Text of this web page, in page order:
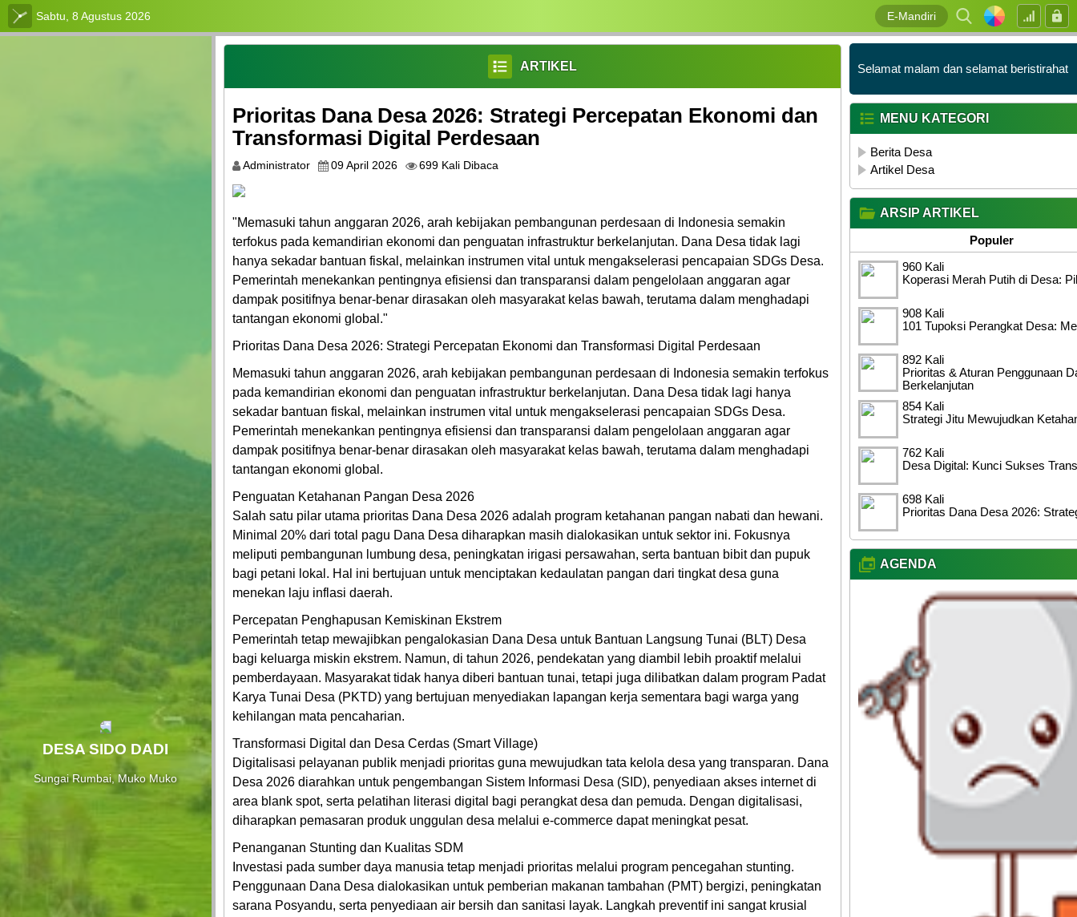
Sabtu, 8 Agustus 2026 E-Mandiri
Publik
Peta
Desa
Lapak
Pengaduan
Pemerintah
SOTK
Desa
DESA SIDO DADI
Sungai Rumbai, Muko Muko
ARTIKEL
Prioritas Dana Desa 2026: Strategi Percepatan Ekonomi dan
Transformasi Digital Perdesaan
Administrator 09 April 2026 699 Kali Dibaca
"Memasuki tahun anggaran 2026, arah kebijakan pembangunan perdesaan di Indonesia semakin
terfokus pada kemandirian ekonomi dan penguatan infrastruktur berkelanjutan. Dana Desa tidak lagi
hanya sekadar bantuan fiskal, melainkan instrumen vital untuk mengakselerasi pencapaian SDGs Desa.
Pemerintah menekankan pentingnya efisiensi dan transparansi dalam pengelolaan anggaran agar
dampak positifnya benar-benar dirasakan oleh masyarakat kelas bawah, terutama dalam menghadapi
tantangan ekonomi global."
Prioritas Dana Desa 2026: Strategi Percepatan Ekonomi dan Transformasi Digital Perdesaan
Memasuki tahun anggaran 2026, arah kebijakan pembangunan perdesaan di Indonesia semakin terfokus
pada kemandirian ekonomi dan penguatan infrastruktur berkelanjutan. Dana Desa tidak lagi hanya
sekadar bantuan fiskal, melainkan instrumen vital untuk mengakselerasi pencapaian SDGs Desa.
Pemerintah menekankan pentingnya efisiensi dan transparansi dalam pengelolaan anggaran agar
dampak positifnya benar-benar dirasakan oleh masyarakat kelas bawah, terutama dalam menghadapi
tantangan ekonomi global.
Penguatan Ketahanan Pangan Desa 2026
Salah satu pilar utama prioritas Dana Desa 2026 adalah program ketahanan pangan nabati dan hewani.
Minimal 20% dari total pagu Dana Desa diharapkan masih dialokasikan untuk sektor ini. Fokusnya
meliputi pembangunan lumbung desa, peningkatan irigasi persawahan, serta bantuan bibit dan pupuk
bagi petani lokal. Hal ini bertujuan untuk menciptakan kedaulatan pangan dari tingkat desa guna
menekan laju inflasi daerah.
Percepatan Penghapusan Kemiskinan Ekstrem
Pemerintah tetap mewajibkan pengalokasian Dana Desa untuk Bantuan Langsung Tunai (BLT) Desa
bagi keluarga miskin ekstrem. Namun, di tahun 2026, pendekatan yang diambil lebih proaktif melalui
pemberdayaan. Masyarakat tidak hanya diberi bantuan tunai, tetapi juga dilibatkan dalam program Padat
Karya Tunai Desa (PKTD) yang bertujuan menyediakan lapangan kerja sementara bagi warga yang
kehilangan mata pencaharian.
Transformasi Digital dan Desa Cerdas (Smart Village)
Digitalisasi pelayanan publik menjadi prioritas guna mewujudkan tata kelola desa yang transparan. Dana
Desa 2026 diarahkan untuk pengembangan Sistem Informasi Desa (SID), penyediaan akses internet di
area blank spot, serta pelatihan literasi digital bagi perangkat desa dan pemuda. Dengan digitalisasi,
diharapkan pemasaran produk unggulan desa melalui e-commerce dapat meningkat pesat.
Penanganan Stunting dan Kualitas SDM
Investasi pada sumber daya manusia tetap menjadi prioritas melalui program pencegahan stunting.
Penggunaan Dana Desa dialokasikan untuk pemberian makanan tambahan (PMT) bergizi, peningkatan
sarana Posyandu, serta penyediaan air bersih dan sanitasi layak. Langkah preventif ini sangat krusial
Selamat malam dan selamat beristirahat
MENU KATEGORI
Berita Desa
Artikel Desa
ARSIP ARTIKEL
Populer
960 Kali
Koperasi Merah Putih di Desa:
908 Kali
101 Tupoksi Perangkat Desa:
892 Kali
Prioritas & Aturan Penggunaan
Berkelanjutan
854 Kali
Strategi Jitu Mewujudkan
762 Kali
Desa Digital: Kunci Sukses
698 Kali
Prioritas Dana Desa 2026:
AGENDA